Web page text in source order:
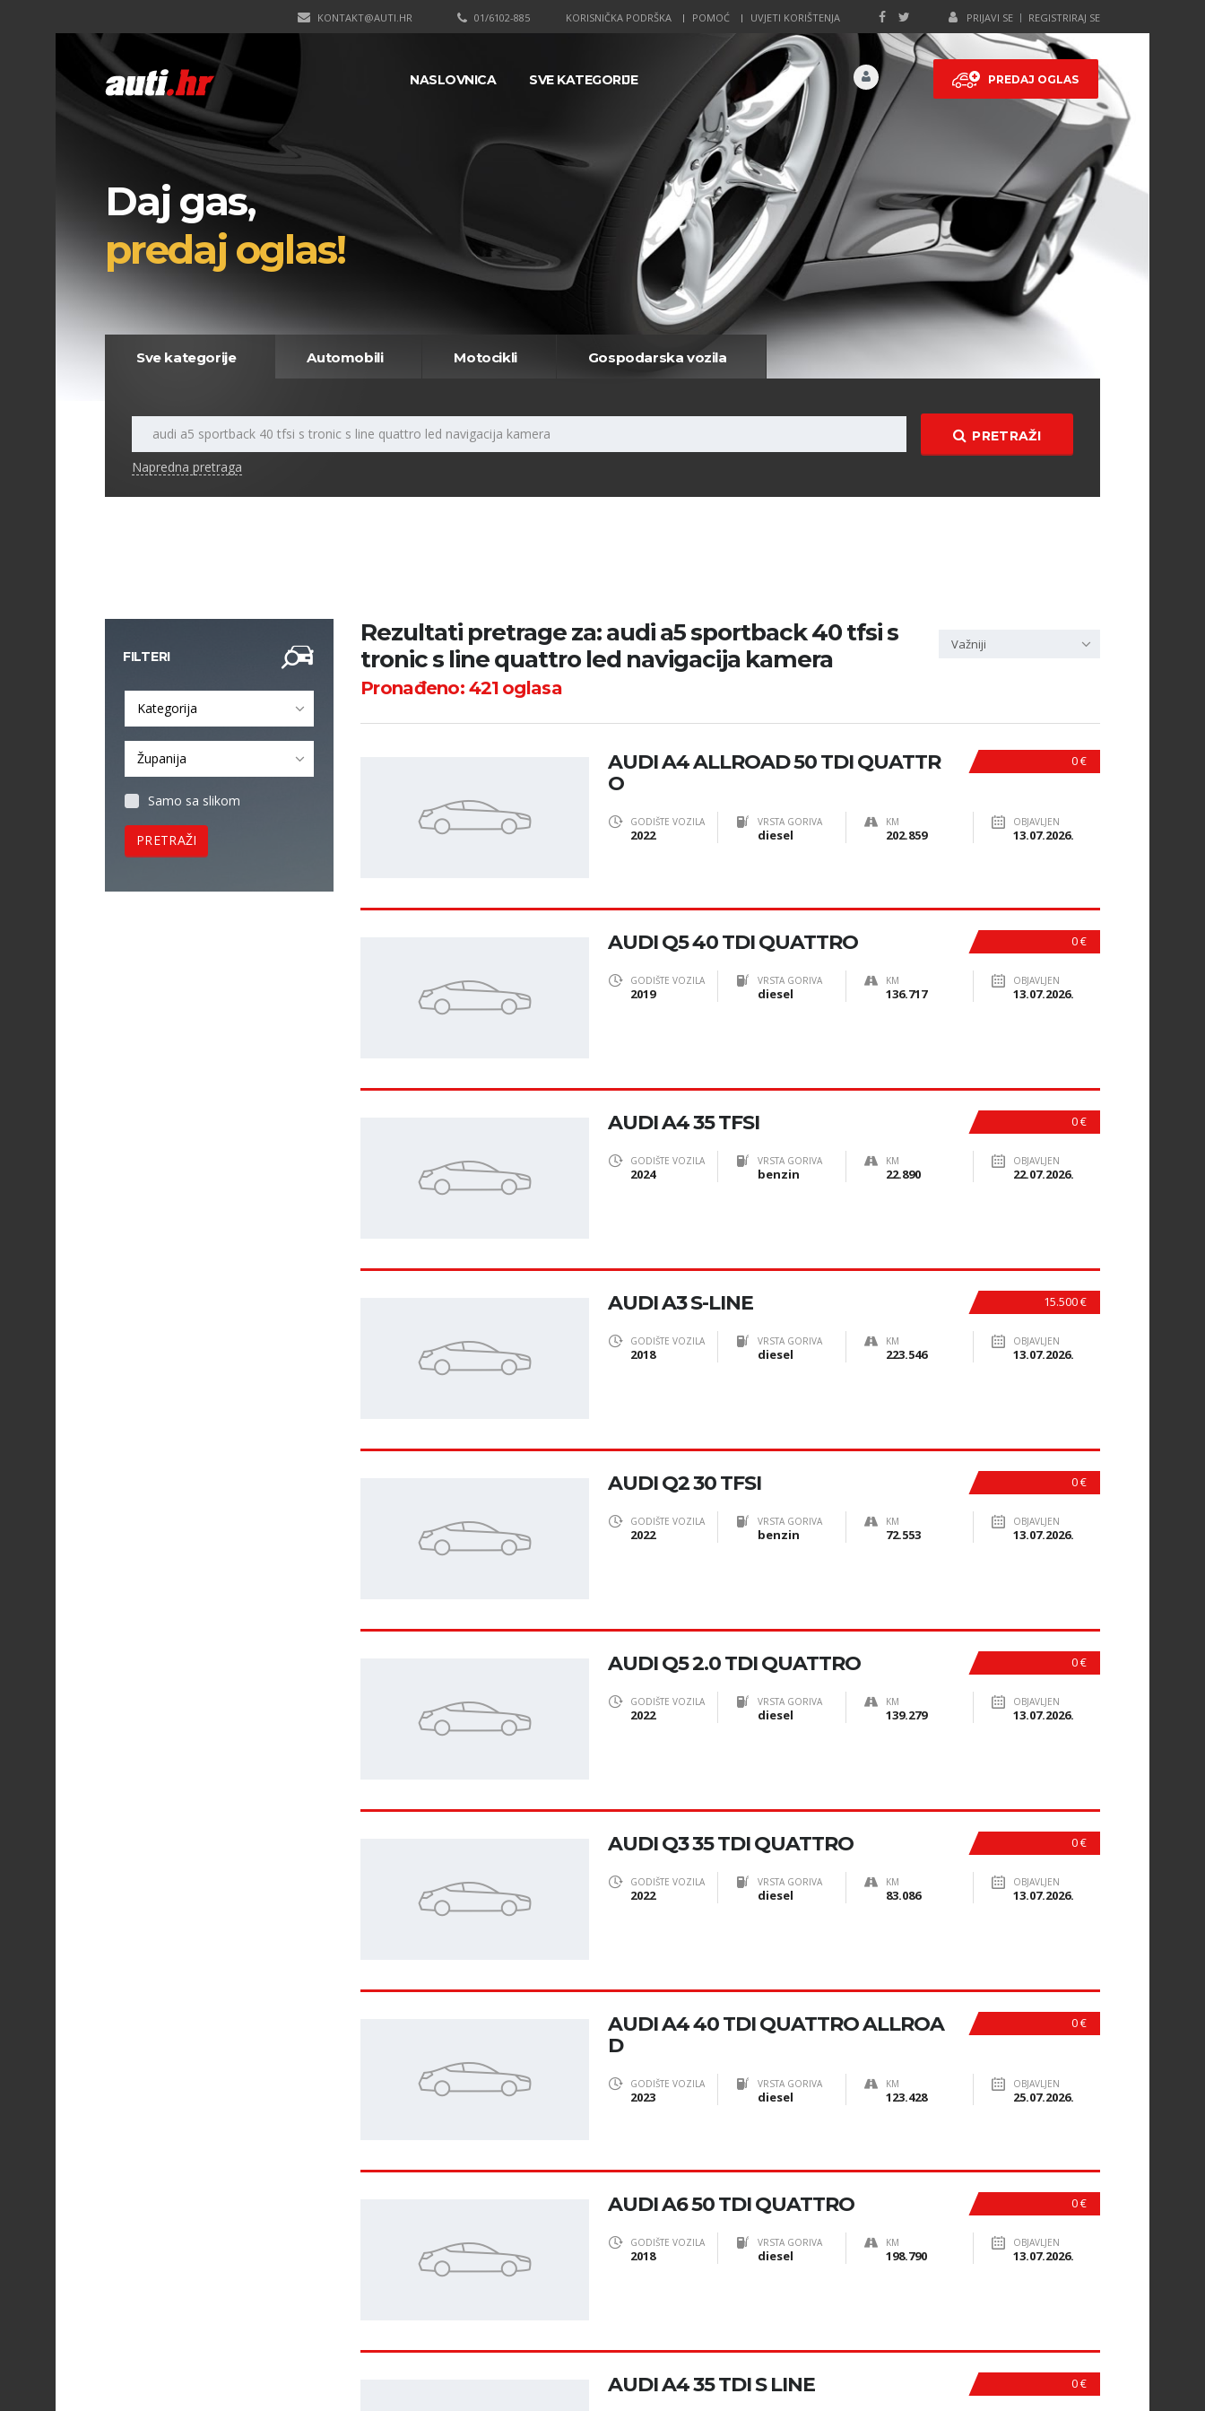
PRIJAVI SE REGISTRIRAJ SE
KORISNIČKA PODRŠKA POMOĆ UVJETI KORIŠTENJA
01/6102-885
KONTAKT@AUTI.HR
PREDAJ OGLAS
NASLOVNICA SVE KATEGORIJE
Daj gas,
predaj oglas!
Sve kategorije Automobili Motocikli Gospodarska vozila
PRETRAŽI
Napredna pretraga
FILTERI
Kategorija
Županija
Samo sa slikom
PRETRAŽI
Rezultati pretrage za: audi a5 sportback 40 tfsi s
tronic s line quattro led navigacija kamera
Pronađeno:421oglasa
Važniji
0 €
AUDI A4 ALLROAD 50 TDI QUATTR
O
GODIŠTE VOZILA
2022
VRSTA GORIVA
diesel
KM
202.859
OBJAVLJEN
13.07.2026.
0 €
AUDI Q5 40 TDI QUATTRO
GODIŠTE VOZILA
2019
VRSTA GORIVA
diesel
KM
136.717
OBJAVLJEN
13.07.2026.
0 €
AUDI A4 35 TFSI
GODIŠTE VOZILA
2024
VRSTA GORIVA
benzin
KM
22.890
OBJAVLJEN
22.07.2026.
15.500 €
AUDI A3 S-LINE
GODIŠTE VOZILA
2018
VRSTA GORIVA
diesel
KM
223.546
OBJAVLJEN
13.07.2026.
0 €
AUDI Q2 30 TFSI
GODIŠTE VOZILA
2022
VRSTA GORIVA
benzin
KM
72.553
OBJAVLJEN
13.07.2026.
0 €
AUDI Q5 2.0 TDI QUATTRO
GODIŠTE VOZILA
2022
VRSTA GORIVA
diesel
KM
139.279
OBJAVLJEN
13.07.2026.
0 €
AUDI Q3 35 TDI QUATTRO
GODIŠTE VOZILA
2022
VRSTA GORIVA
diesel
KM
83.086
OBJAVLJEN
13.07.2026.
0 €
AUDI A4 40 TDI QUATTRO ALLROA
D
GODIŠTE VOZILA
2023
VRSTA GORIVA
diesel
KM
123.428
OBJAVLJEN
25.07.2026.
0 €
AUDI A6 50 TDI QUATTRO
GODIŠTE VOZILA
2018
VRSTA GORIVA
diesel
KM
198.790
OBJAVLJEN
13.07.2026.
0 €
AUDI A4 35 TDI S LINE